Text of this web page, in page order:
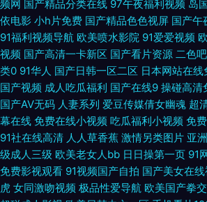
草视频成人 亚州一本道色 91成人电影院 91九色屁
欧美高清视频123 人人干人人玩 91日韩国产影院
综合 91超碰视频 国产激情看片在线一区 日韩调教
色入口 超碰97人人超 男人天堂网手机版 五月天婷
线 狠狠干恩瑞 色色日女人 91国产微拍 俺去天堂网
频网 国产精品分类在线 97午夜福利视频 岛
依电影 小h片免费 国产精品色色视屏 国产午
91福利视频导航 欧美喷水影院 91爱爱视频
视频 国产高清一卡新区 国产看片资源 二色
类0 91华人 国产日韩一区二区 日本网站在线
国产视频 成人吃瓜福利 国产在线9 操碰高清
国产AV无码 人妻系列 爱豆传媒倩女幽魂 超
幕在线 免费在线小视频 吃瓜福利小视频 免
91社在线高清 人人草香蕉 激情另类图片 亚
级成人三级 欧美老女人bb 日日操第一页 91
免费影视观看 91视频国产自拍 国产美女在
虎 女同激吻视频 极品性爱导航 欧美国产拳